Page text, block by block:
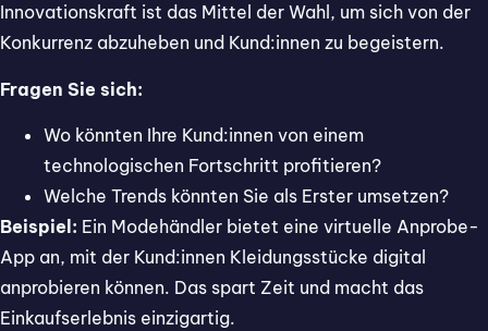
Innovationskraft ist das Mittel der Wahl, um sich von der
Konkurrenz abzuheben und Kund:innen zu begeistern.
Fragen Sie sich:
Wo könnten Ihre Kund:innen von einem
technologischen Fortschritt profitieren?
Welche Trends könnten Sie als Erster umsetzen?
Beispiel: Ein Modehändler bietet eine virtuelle Anprobe-
App an, mit der Kund:innen Kleidungsstücke digital
anprobieren können. Das spart Zeit und macht das
Einkaufserlebnis einzigartig.